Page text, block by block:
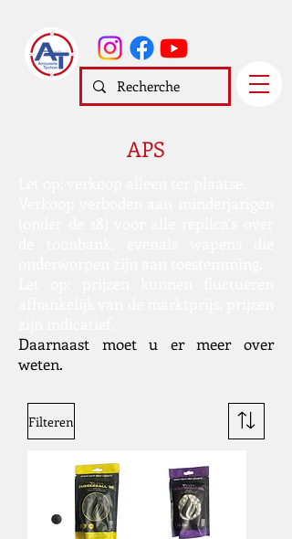
APS
Daarnaast moet u er meer over
weten.
Filteren